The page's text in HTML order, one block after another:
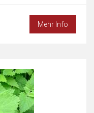
Mehr Info